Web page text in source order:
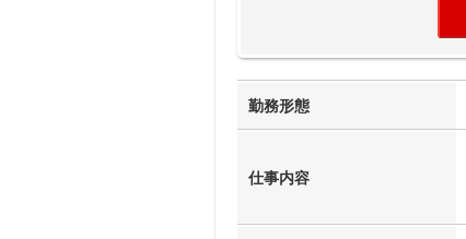
勤務形態
仕事内容